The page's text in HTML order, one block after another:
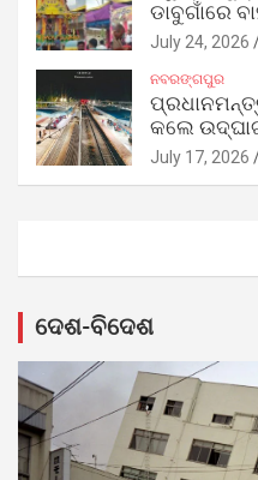
ଡାବୁଗାଁରେ
July 24, 2026
ନବରଙ୍ଗପୁର
କଲେ
July 17, 2026
ଦେଶ-ବିଦେଶ